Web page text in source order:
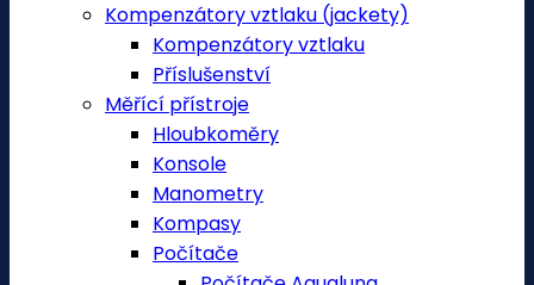
Kompenzátory vztlaku (jackety)
Kompenzátory vztlaku
Příslušenství
Měřící přístroje
Hloubkoměry
Konsole
Manometry
Kompasy
Počítače